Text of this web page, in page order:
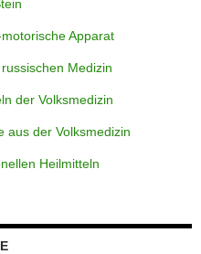
Apparat
Medizin
der Volksmedizin
aus der Volksmedizin
Heilmitteln